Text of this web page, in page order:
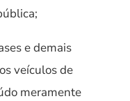
e demais
veículos de
meramente